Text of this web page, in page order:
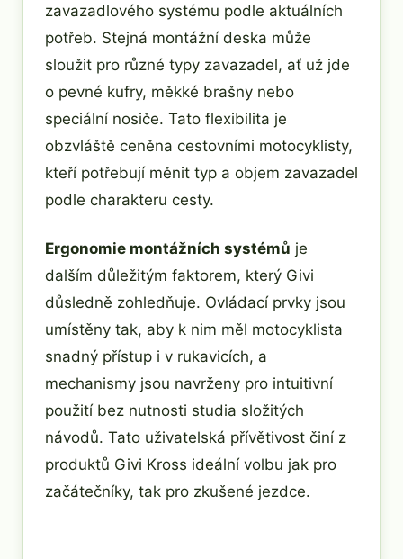
zavazadlového systému podle aktuálních
potřeb. Stejná montážní deska může
sloužit pro různé typy zavazadel, ať už jde
o pevné kufry, měkké brašny nebo
speciální nosiče. Tato flexibilita je
obzvláště ceněna cestovními motocyklisty,
kteří potřebují měnit typ a objem zavazadel
podle charakteru cesty.
Ergonomie montážních systémů je
dalším důležitým faktorem, který Givi
důsledně zohledňuje. Ovládací prvky jsou
umístěny tak, aby k nim měl motocyklista
snadný přístup i v rukavicích, a
mechanismy jsou navrženy pro intuitivní
použití bez nutnosti studia složitých
návodů. Tato uživatelská přívětivost činí z
produktů Givi Kross ideální volbu jak pro
začátečníky, tak pro zkušené jezdce.